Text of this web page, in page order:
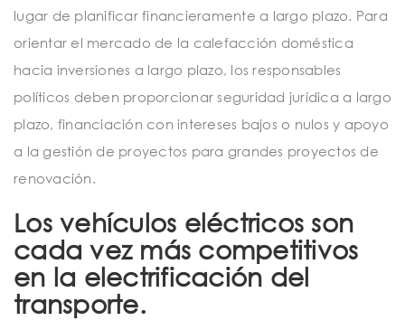
lugar de planificar financieramente a largo plazo. Para
orientar el mercado de la calefacción doméstica
hacia inversiones a largo plazo, los responsables
políticos deben proporcionar seguridad jurídica a largo
plazo, financiación con intereses bajos o nulos y apoyo
a la gestión de proyectos para grandes proyectos de
renovación.
Los vehículos eléctricos son
cada vez más competitivos
en la electrificación del
transporte.